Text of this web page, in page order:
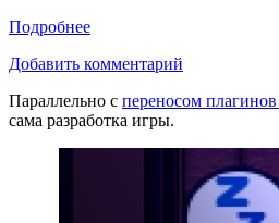
Подробнее
Добавить комментарий
Параллельно с переносом плагинов
сама разработка игры.